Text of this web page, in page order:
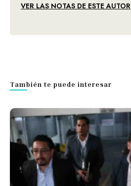
VER LAS NOTAS DE ESTE AUTOR
También te puede interesar